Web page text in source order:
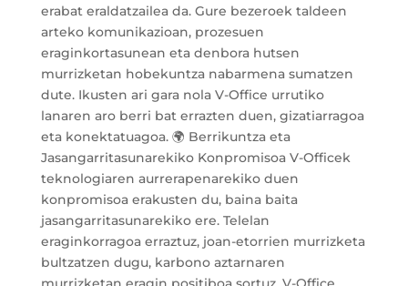
erabat eraldatzailea da. Gure bezeroek taldeen
arteko komunikazioan, prozesuen
eraginkortasunean eta denbora hutsen
murrizketan hobekuntza nabarmena sumatzen
dute. Ikusten ari gara nola V-Office urrutiko
lanaren aro berri bat errazten duen, gizatiarragoa
eta konektatuagoa. 🌍 Berrikuntza eta
Jasangarritasunarekiko Konpromisoa V-Officek
teknologiaren aurrerapenarekiko duen
konpromisoa erakusten du, baina baita
jasangarritasunarekiko ere. Telelan
eraginkorragoa erraztuz, joan-etorrien murrizketa
bultzatzen dugu, karbono aztarnaren